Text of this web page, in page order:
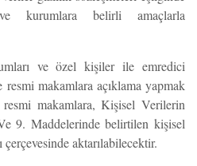
kurumlara belirli amaçlarla
ve özel kişiler ile emredici
makamlara açıklama yapmak
makamlara, Kişisel Verilerin
9. Maddelerinde belirtilen kişisel
çerçevesinde aktarılabilecektir.